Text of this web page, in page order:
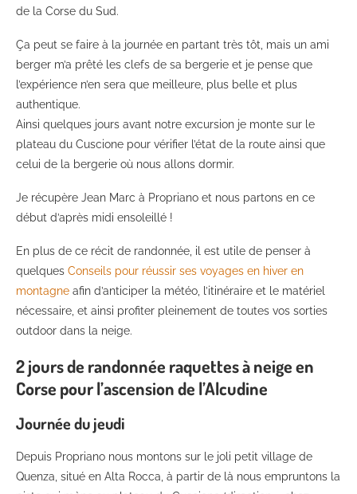
de la Corse du Sud.
Ça peut se faire à la journée en partant très tôt, mais un ami
berger m’a prêté les clefs de sa bergerie et je pense que
l’expérience n’en sera que meilleure, plus belle et plus
authentique.
Ainsi quelques jours avant notre excursion je monte sur le
plateau du Cuscione pour vérifier l’état de la route ainsi que
celui de la bergerie où nous allons dormir.
Je récupère Jean Marc à Propriano et nous partons en ce
début d’après midi ensoleillé !
En plus de ce récit de randonnée, il est utile de penser à
quelques Conseils pour réussir ses voyages en hiver en
montagne afin d’anticiper la météo, l’itinéraire et le matériel
nécessaire, et ainsi profiter pleinement de toutes vos sorties
outdoor dans la neige.
2 jours de randonnée raquettes à neige en
Corse pour l’ascension de l’Alcudine
Journée du jeudi
Depuis Propriano nous montons sur le joli petit village de
Quenza, situé en Alta Rocca, à partir de là nous empruntons la